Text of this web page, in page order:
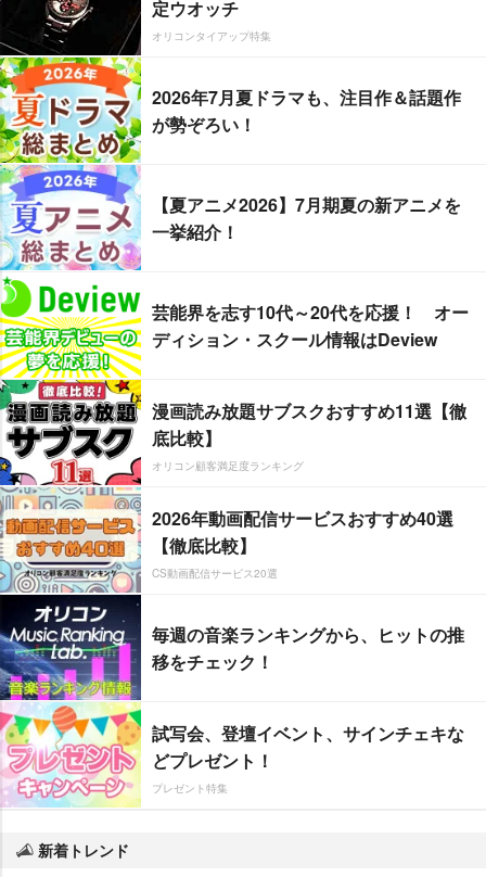
定ウオッチ
オリコンタイアップ特集
2026年7月夏ドラマも、注目作＆話題作
が勢ぞろい！
【夏アニメ2026】7月期夏の新アニメを
一挙紹介！
芸能界を志す10代～20代を応援！ オー
ディション・スクール情報はDeview
漫画読み放題サブスクおすすめ11選【徹
底比較】
オリコン顧客満足度ランキング
2026年動画配信サービスおすすめ40選
【徹底比較】
CS動画配信サービス20選
毎週の音楽ランキングから、ヒットの推
移をチェック！
試写会、登壇イベント、サインチェキな
どプレゼント！
プレゼント特集
新着トレンド